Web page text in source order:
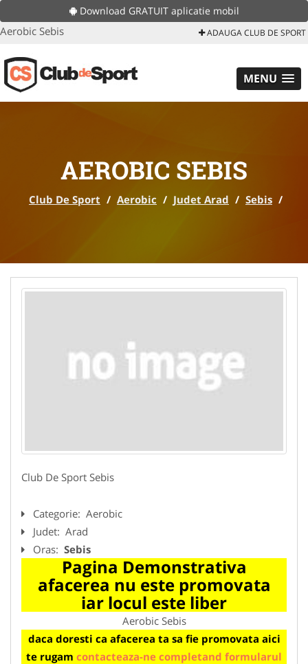
Download GRATUIT aplicatie mobil
Aerobic Sebis ADAUGA CLUB DE SPORT
MENU
AEROBIC SEBIS
Club De Sport / Aerobic / Judet Arad / Sebis /
Club De Sport Sebis
Categorie: Aerobic
Judet: Arad
Oras: Sebis
Pagina Demonstrativa
afacerea nu este promovata
iar locul este liber
Aerobic Sebis
daca doresti ca afacerea ta sa fie promovata aici
te rugam contacteaza-ne completand formularul